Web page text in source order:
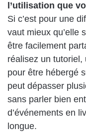
l’utilisation que
Si c’est pour une
vaut mieux qu’elle
être facilement
réalisez un
pour être hébergé
peut dépasser
sans parler bien
d’événements en
longue.